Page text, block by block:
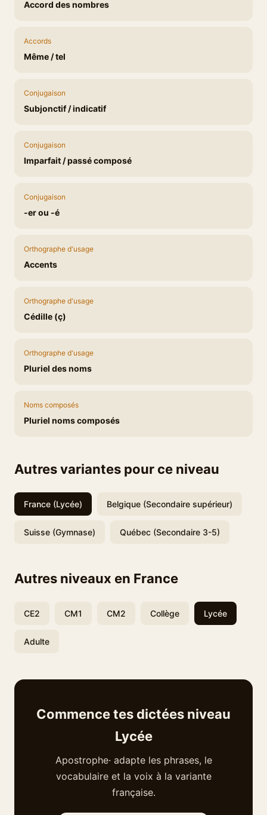
Accord des nombres
Accords
Même / tel
Conjugaison
Subjonctif / indicatif
Conjugaison
Imparfait / passé composé
Conjugaison
-er ou -é
Orthographe d'usage
Accents
Orthographe d'usage
Cédille (ç)
Orthographe d'usage
Pluriel des noms
Noms composés
Pluriel noms composés
Autres variantes pour ce niveau
France (Lycée) Belgique (Secondaire supérieur)
Suisse (Gymnase) Québec (Secondaire 3-5)
Autres niveaux en France
CE2 CM1 CM2 Collège Lycée
Adulte
Commence tes dictées niveau
Lycée
Apostrophe· adapte les phrases, le
vocabulaire et la voix à la variante
française.